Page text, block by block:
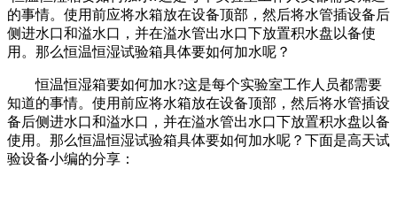
的事情。使用前应将水箱放在设备顶部，然后将水管插设备后
侧进水口和溢水口，并在溢水管出水口下放置积水盘以备使
用。那么恒温恒湿试验箱具体要如何加水呢？
恒温恒湿箱要如何加水?这是每个实验室工作人员都需要
知道的事情。使用前应将水箱放在设备顶部，然后将水管插设
备后侧进水口和溢水口，并在溢水管出水口下放置积水盘以备
使用。那么恒温恒湿试验箱具体要如何加水呢？下面是高天试
验设备小编的分享：